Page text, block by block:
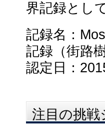
界記録とし
記録名：
記録（街路
認定日：
注目の挑戦